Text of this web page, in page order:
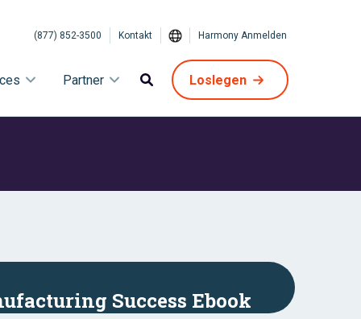
(877) 852-3500 Kontakt Harmony Anmelden
Partner Loslegen
Success Ebook